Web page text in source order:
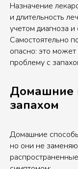
Назначение
и длительность
учетом диагноза
Самостоятельно
опасно: это может
проблему с
Домашние
запахом
Домашние
но они не